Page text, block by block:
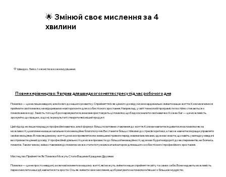
🌟 Змінюй своє мислення за 4
хвилини
💛 Швидко. Легко. І з ясністю в кожному рішенні.
Повне керівництво: 9 вправ для швидкого зняття стресу під час робочого дня
Помилки — це не лише невдачі, але й ключ до нашого розвитку. Сприйняття їх як цінного досвіду може кардинально змінити ваше життя. Коли ми вчимося
приймати свої помилки, ми відкриваємо нові горизонти для особистісного зростання. Наприклад, у світі технологій програмісти постійно стикаються з
помилками в коді. Замість того щоб розчаровуватися, вони використовують ці помилки, щоб вдосконалити свої навички. Кожен баг — це можливість
зрозуміти, що працює, а що ні, і в результаті створити якісніший продукт.
Цей підхід не лише покращує професійні навички, але й формує більш позитивне ставлення до життя. Коли ви навчитеся дивитися на помилки як на
можливості, це вплине на ваше загальне психоемоційне благополуччя. Ви станете більш стійкими до стресів і критики, а також навчитеся краще управляти
своїми емоціями. В повсякденному житті це може проявлятися в зменшенні тривоги перед новими викликами, адже ви знаєте, що навіть у випадку невдачі
ви отримаєте цінний досвід. У професійній діяльності це може призвести до більшої інноваційності, адже ви будете відкриті до експериментів, не боячись
помилок. Таким чином, зміна ставлення до помилок може стати потужним каталізатором для вашого особистісного і професійного зростання.
Мистецтво Прийняття: Як Помилки Можуть Стати Вашими Кращими Друзями
Помилки — це не просто невдачі, а ключові моменти в нашому житті, які можуть змінити наше сприйняття світу та самих себе. Вони надають можливість
переосмислити наші дії, навчитися та зрости. Ось як змінити своє мислення, щоб реагувати на помилки м’якше і з більшою мудрістю.